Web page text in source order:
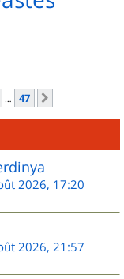
… 47
2026, 17:20
2026, 21:57